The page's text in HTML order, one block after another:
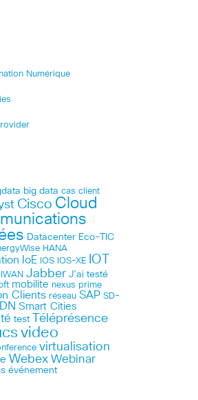
Numérique
big data cas client
Cisco Cloud
Datacenter Eco-TIC
HANA
IoE IOS IOS-XE IOT
IWAN Jabber J’ai testé
mobilite nexus prime
Clients réseau SAP SD-
Smart Cities
test Téléprésence
video
virtualisation
Webex Webinar
événement